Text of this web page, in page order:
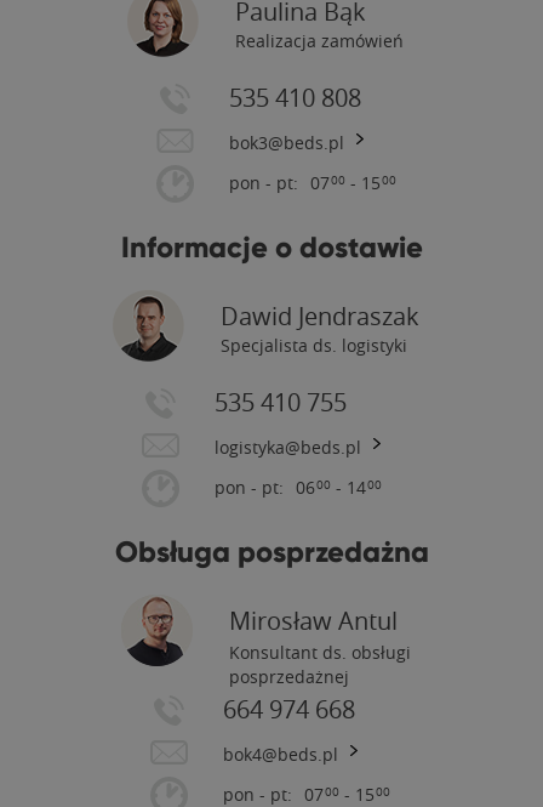
Przywiązujemy wagę do detali
Zainwestuj w jakość
Paulina Bąk
Realizacja zamówień
535 410 808
bok3@beds.pl
pon - pt: 0700 - 1500
Informacje o dostawie
Dawid Jendraszak
Specjalista ds. logistyki
535 410 755
logistyka@beds.pl
pon - pt: 0600 - 1400
Obsługa posprzedażna
Mirosław Antul
Konsultant ds. obsługi
posprzedażnej
664 974 668
bok4@beds.pl
pon - pt: 0700 - 1500